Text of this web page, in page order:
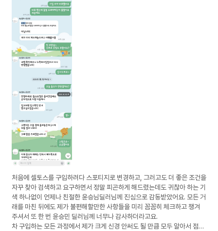
처음에 셀토스를 구입하려다 스포티지로 변경하고, 그러고도 더 좋은 조건을
자꾸 찾아 검색하고 요구하면서 정말 피곤하게 해드렸는데도 귀찮아 하는 기
색 하나없이 언제나 친절한 윤승님딜러님께 진심으로 감동받았어요. 모든 거
래를 마친 뒤에도 제가 불편해할만한 사항들을 미리 꼼꼼히 체크하고 챙겨
주셔서 또 한 번 윤승민 딜러님께 너무나 감사하더라고요.
차 구입하는 모든 과정에서 제가 크게 신경 안써도 될 만큼 모두 알아서 점검